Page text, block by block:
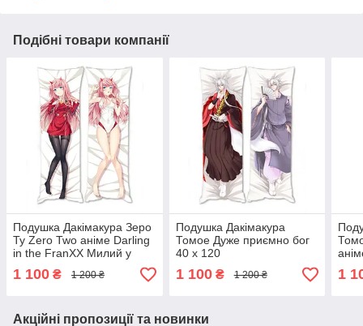
Подібні товари компанії
Подушка Дакімакура Зеро
Ту Zero Two аніме Darling
in the FranХХ Милий у
1 100 ₴ 1 200 ₴
Подушка Дакімакура
Томое Дуже приємно бог
40 х 120
1 100₴ 1 200 ₴ 1
Акційні пропозиції та новинки